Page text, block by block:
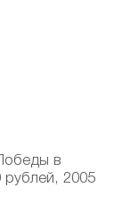
в
рублей, 2005